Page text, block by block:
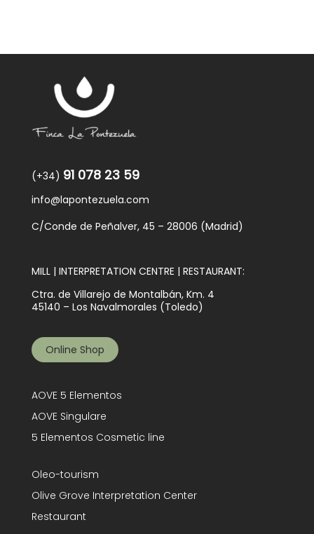
(+34) 91 078 23 59
info@lapontezuela.com
C/Conde de Peñalver, 45 – 28006 (Madrid)
MILL | INTERPRETATION CENTRE | RESTAURANT:
Ctra. de Villarejo de Montalbán, Km. 4
45140 – Los Navalmorales (Toledo)
Online Shop
AOVE 5 Elementos
AOVE Singulare
5 Elementos Cosmetic line
Oleo-tourism
Olive Grove Interpretation Center
Restaurant